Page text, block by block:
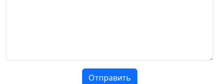
Отправить